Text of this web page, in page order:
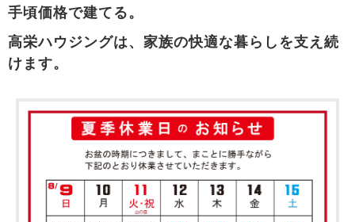
手頃価格で建てる。
高栄ハウジングは、家族の快適な暮らしを支え続
けます。